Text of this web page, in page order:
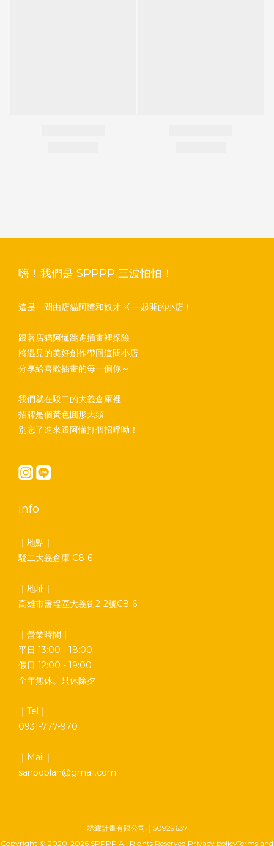
嗨！我們是 SPPPP 三波怕怕！
這是一間由店貓阿懂和奴才 K 一起開的小店！
跟著店貓阿懂跳進插畫裡探險
將遇見的美好創作帶回這間小店
分享給喜歡插畫的每一個你～
我們就在駁二的大義倉庫裡
招牌是個黃色圓形大頭
別忘了進來跟阿懂打個招呼呦！
info
｜地點｜
駁二大義倉庫 C8-6
｜地址｜
高雄市鹽埕區大義街2-2號C8-6
｜營業時間｜
平日 13:00 - 18:00
假日 12:00 - 19:00
全年無休。只休除夕
｜Tel｜
0931-777-970
｜Mail｜
sanpoplan@gmail.com
丞緯計畫有限公司｜50929637
Copyright © 2020-2026 SPPPP All Rights Reserved Privacy policyTerms and